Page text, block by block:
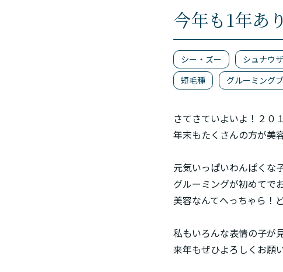
今年も1年あ
シー・ズー シュナウ
短毛種
グルーミング
さてさていよいよ！２０
年末もたくさんの方が美
元気いっぱいわんぱく
グルーミングが初めてで
美容なんてへっちゃら
私もいろんな表情の子が
来年もぜひよろしくお願